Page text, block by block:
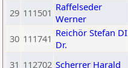
29 111501 Raffelseder
Werner
30 111741 Reichör Stefan DI
Dr.
31 112702 Scherrer Harald